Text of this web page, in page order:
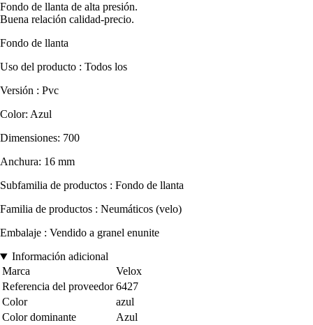
Fondo de llanta de alta presión.
Buena relación calidad-precio.
Fondo de llanta
Uso del producto : Todos los
Versión : Pvc
Color: Azul
Dimensiones: 700
Anchura: 16 mm
Subfamilia de productos : Fondo de llanta
Familia de productos : Neumáticos (velo)
Embalaje : Vendido a granel enunite
Información adicional
Marca
Velox
Referencia del proveedor 6427
Color
azul
Color dominante
Azul